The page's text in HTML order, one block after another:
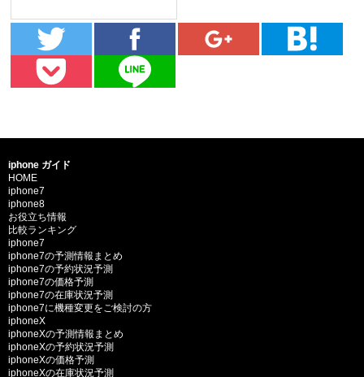
iphone ガイド
HOME
iphone7
iphone8
お役立ち情報
比較ランキング
iphone7
iphone7の予測情報まとめ
iphone7の予約状況予測
iphone7の価格予測
iphone7の在庫状況予測
iphone7に機種変更をご検討の方
iphoneX
iphoneXの予測情報まとめ
iphoneXの予約状況予測
iphoneXの価格予測
iphoneXの在庫状況予測